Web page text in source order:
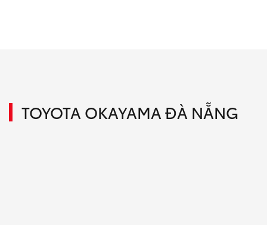
TOYOTA OKAYAMA ĐÀ NẴNG